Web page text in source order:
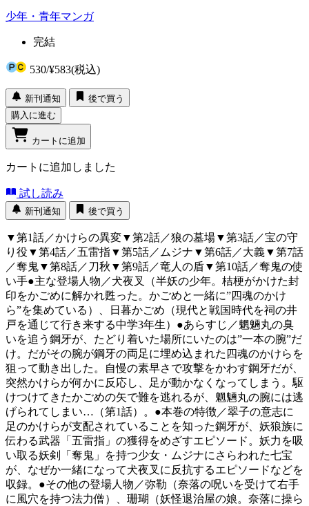
少年・青年マンガ
完結
530/¥583(税込)
新刊通知
後で買う
購入に進む
カートに追加
カートに追加しました
試し読み
新刊通知 後で買う
▼第1話／かけらの異変▼第2話／狼の墓場▼第3話／宝の守
り役▼第4話／五雷指▼第5話／ムジナ▼第6話／大義▼第7話
／奪鬼▼第8話／刀秋▼第9話／竜人の盾▼第10話／奪鬼の使
い手●主な登場人物／犬夜叉（半妖の少年。桔梗がかけた封
印をかごめに解かれ甦った。かごめと一緒に”四魂のかけ
ら”を集めている）、日暮かごめ（現代と戦国時代を祠の井
戸を通じて行き来する中学3年生）●あらすじ／魍魎丸の臭
いを追う鋼牙が、たどり着いた場所にいたのは”一本の腕”だ
け。だがその腕が鋼牙の両足に埋め込まれた四魂のかけらを
狙って動き出した。自慢の素早さで攻撃をかわす鋼牙だが、
突然かけらが何かに反応し、足が動かなくなってしまう。駆
けつけてきたかごめの矢で難を逃れるが、魍魎丸の腕には逃
げられてしまい…（第1話）。●本巻の特徴／翠子の意志に
足のかけらが支配されていることを知った鋼牙が、妖狼族に
伝わる武器「五雷指」の獲得をめざすエピソード。妖力を吸
い取る妖剣「奪鬼」を持つ少女・ムジナにさらわれた七宝
が、なぜか一緒になって犬夜叉に反抗するエピソードなどを
収録。●その他の登場人物／弥勒（奈落の呪いを受けて右手
に風穴を持つ法力僧）、珊瑚（妖怪退治屋の娘。奈落に操ら